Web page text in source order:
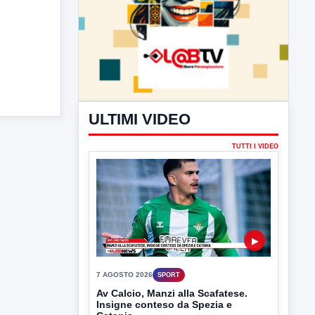
ULTIMI VIDEO
▶
7 AGOSTO 2026 SPORT
Av Calcio, Manzi alla Scafatese.
Insigne conteso da Spezia e
Avellino Calcio, per quanto riguarda il
terzino Simone Cinquegrano si...